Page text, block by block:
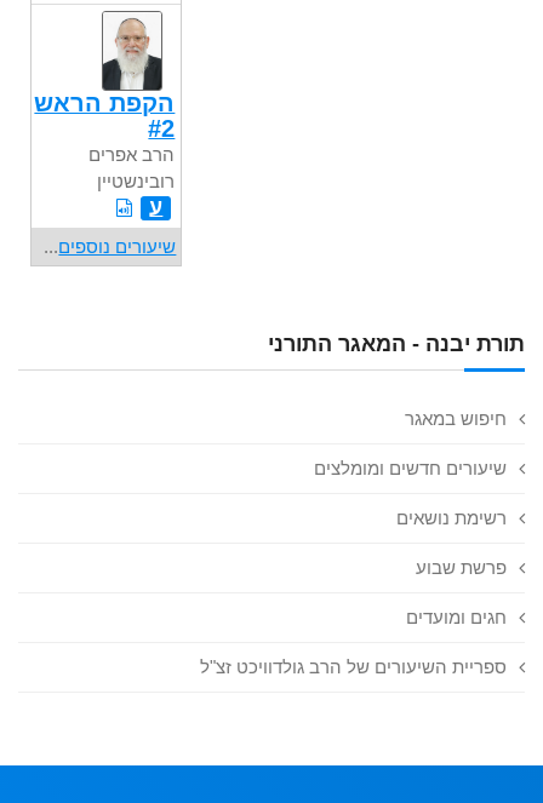
תורת יבנה - המאגר התורני
חיפוש במאגר
שיעורים חדשים ומומלצים
רשימת נושאים
פרשת שבוע
חגים ומועדים
ספריית השיעורים של הרב גולדוויכט זצ"ל
הקפת הראש
#2
הרב אפרים
רובינשטיין
ע
שיעורים נוספים...